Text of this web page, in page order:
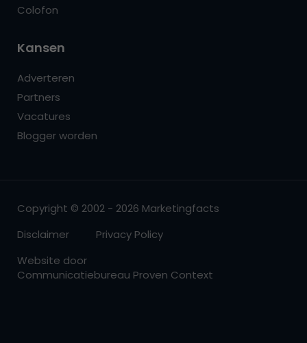
Colofon
Kansen
Adverteren
Partners
Vacatures
Blogger worden
Copyright © 2002 - 2026 Marketingfacts
Disclaimer
Privacy Policy
Website door
Communicatiebureau Proven Context